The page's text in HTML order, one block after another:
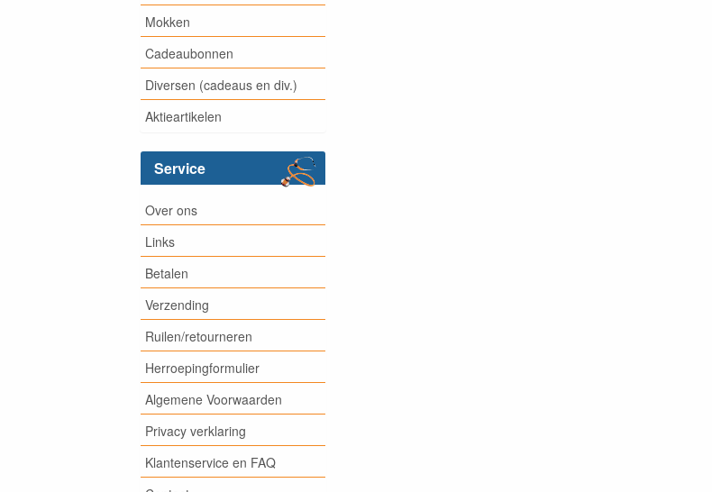
Mokken
Cadeaubonnen
Diversen (cadeaus en div.)
Aktieartikelen
Service
Over ons
Links
Betalen
Verzending
Ruilen/retourneren
Herroepingformulier
Algemene Voorwaarden
Privacy verklaring
Klantenservice en FAQ